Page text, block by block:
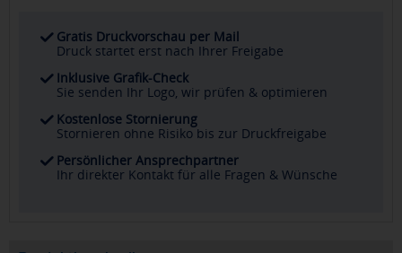
Gratis Druckvorschau per Mail
Druck startet erst nach Ihrer Freigabe
Inklusive Grafik-Check
Sie senden Ihr Logo, wir prüfen & optimieren
Kostenlose Stornierung
Stornieren ohne Risiko bis zur Druckfreigabe
Persönlicher Ansprechpartner
Ihr direkter Kontakt für alle Fragen & Wünsche